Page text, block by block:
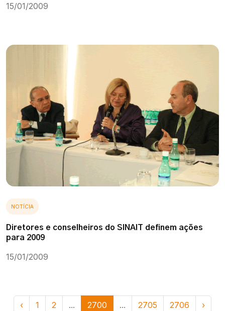
15/01/2009
NOTÍCIA
Diretores e conselheiros do SINAIT definem ações
para 2009
15/01/2009
‹ 1 2 ... 2700 ... 2705 2706 ›